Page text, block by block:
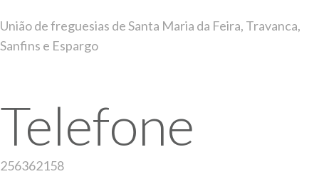
União de freguesias de Santa Maria da Feira, Travanca,
Sanfins e Espargo
Telefone
256362158